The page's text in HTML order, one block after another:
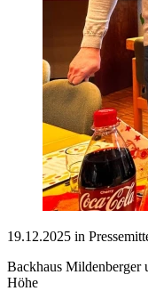
19.12.2025 in
Backhaus Mildenberger
Höhe